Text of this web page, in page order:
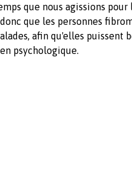
que nous agissions
que les personnes
afin qu'elles puissent
psychologique.